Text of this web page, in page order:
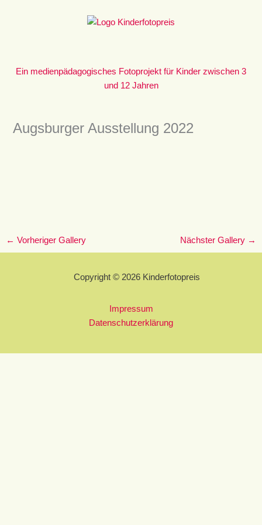
Ein medienpädagogisches Fotoprojekt für Kinder zwischen 3
und 12 Jahren
Augsburger Ausstellung 2022
← Vorheriger Gallery Nächster Gallery →
Copyright © 2026 Kinderfotopreis
Impressum
Datenschutzerklärung